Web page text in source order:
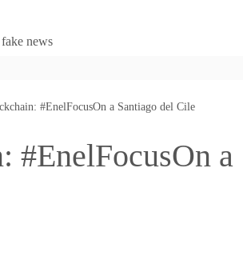
news
#EnelFocusOn a Santiago del Cile
#EnelFocusOn